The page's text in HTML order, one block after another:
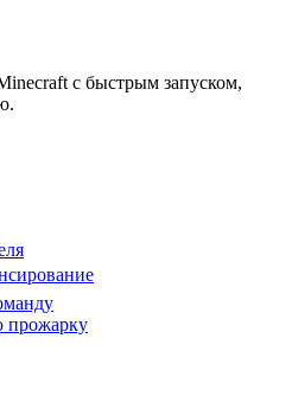
с быстрым запуском,
прожарку